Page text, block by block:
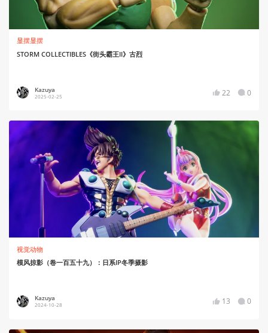
显摆显摆
STORM COLLECTIBLES《街头霸王II》古烈
Kazuya
2025-02-25 22 0
视觉动物
模风掠影（卷一百五十九）：日系IP冬季摄影
Kazuya
2024-10-28 13 0